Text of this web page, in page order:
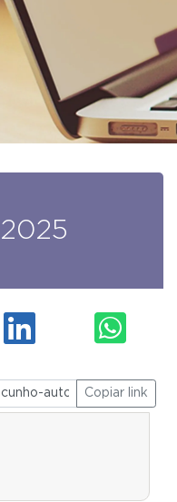
2025
Copiar link